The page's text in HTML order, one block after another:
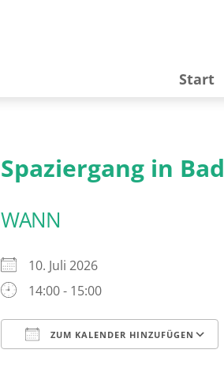
Start
Spaziergang in
WANN
10. Juli 2026
14:00 - 15:00
ZUM KALENDER HINZUFÜGEN